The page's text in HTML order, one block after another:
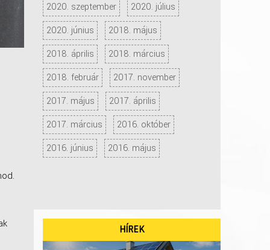
2020. szeptember
2020. július
2020. június
2018. május
2018. április
2018. március
2018. február
2017. november
2017. május
2017. április
2017. március
2016. október
2016. június
2016. május
HÍREK